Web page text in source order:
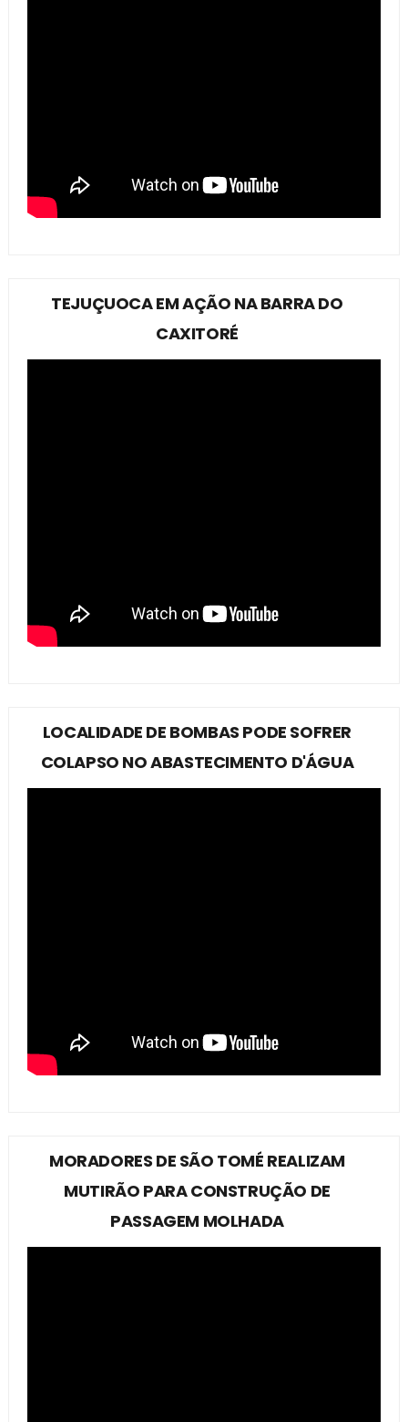
TEJUÇUOCA EM AÇÃO NA BARRA DO
CAXITORÉ
LOCALIDADE DE BOMBAS PODE SOFRER
COLAPSO NO ABASTECIMENTO D'ÁGUA
MORADORES DE SÃO TOMÉ REALIZAM
MUTIRÃO PARA CONSTRUÇÃO DE
PASSAGEM MOLHADA